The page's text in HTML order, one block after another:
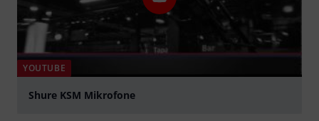
YOUTUBE
Shure KSM Mikrofone